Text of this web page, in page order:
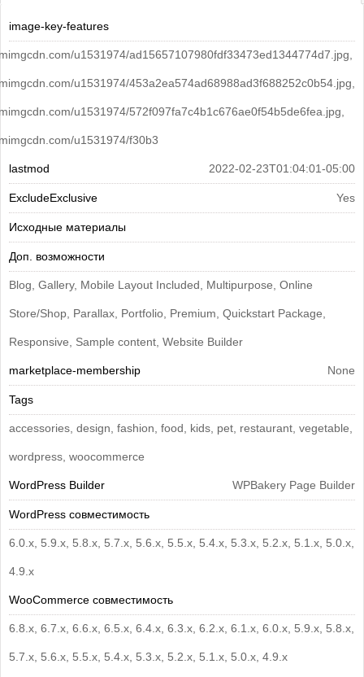
image-key-features
u1531974/ad15657107980fdf33473ed1344774d7.jpg,
u1531974/453a2ea574ad68988ad3f688252c0b54.jpg,
u1531974/572f097fa7c4b1c676ae0f54b5de6fea.jpg,
u1531974/f30b3
lastmod 2022-02-23T01:04:01-05:00
ExcludeExclusive Yes
Исходные материалы
Доп. возможности
Blog, Gallery, Mobile Layout Included, Multipurpose, Online
Store/Shop, Parallax, Portfolio, Premium, Quickstart Package,
Responsive, Sample content, Website Builder
marketplace-membership None
Tags
accessories, design, fashion, food, kids, pet, restaurant, vegetable,
wordpress, woocommerce
WordPress Builder WPBakery Page Builder
WordPress совместимость
6.0.x, 5.9.x, 5.8.x, 5.7.x, 5.6.x, 5.5.x, 5.4.x, 5.3.x, 5.2.x, 5.1.x, 5.0.x,
4.9.x
WooCommerce совместимость
6.8.x, 6.7.x, 6.6.x, 6.5.x, 6.4.x, 6.3.x, 6.2.x, 6.1.x, 6.0.x, 5.9.x, 5.8.x,
5.7.x, 5.6.x, 5.5.x, 5.4.x, 5.3.x, 5.2.x, 5.1.x, 5.0.x, 4.9.x